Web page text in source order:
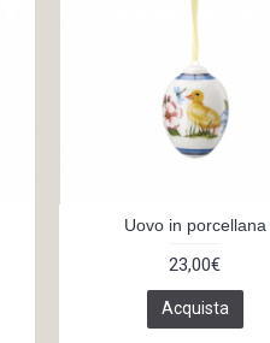
Uovo in porcellana
23,00€
Acquista